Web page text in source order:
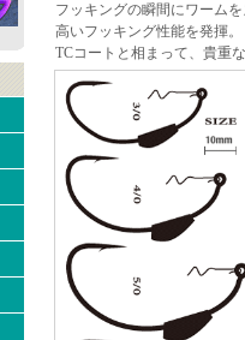
フッキングの瞬間にワーム
高いフッキング性能を発揮。
TCコートと相まって、貴重